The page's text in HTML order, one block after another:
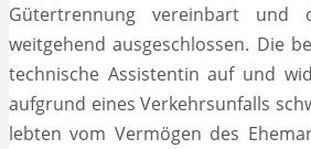
Gütertrennung vereinbart und
weitgehend ausgeschlossen. Die
technische Assistentin auf und
aufgrund eines Verkehrsunfalls
lebten vom Vermögen des